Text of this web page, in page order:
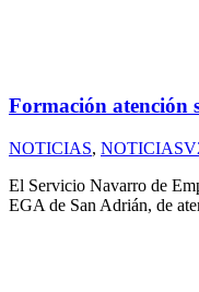
Formación atención
NOTICIAS,
El Servicio Navarro de
EGA de San Adrián, de